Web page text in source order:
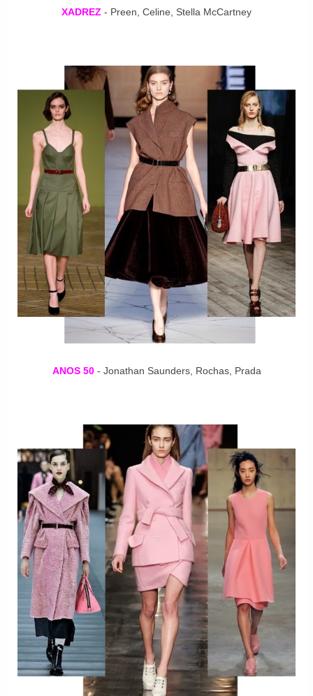
XADREZ - Preen, Celine, Stella McCartney
ANOS 50 - Jonathan Saunders, Rochas, Prada